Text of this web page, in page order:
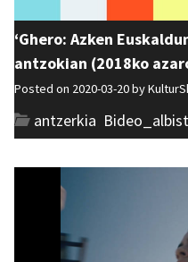
‘Ghero: Azken
antzokian (2018ko
Posted on 2020-03-20 by
antzerkia